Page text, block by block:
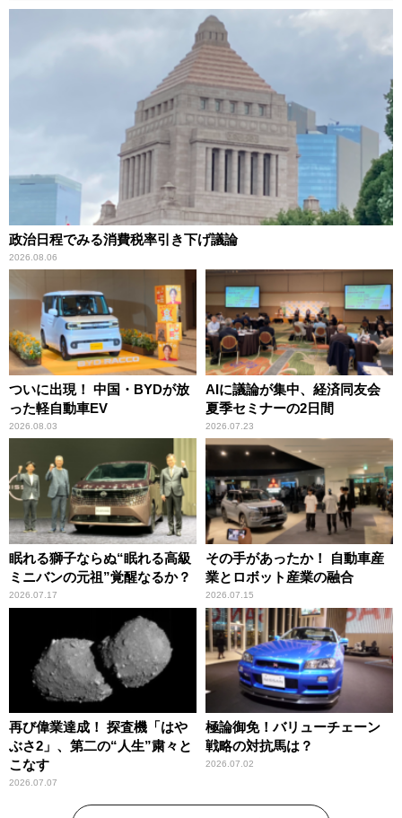
政治日程でみる消費税率引き下げ議論
2026.08.06
ついに出現！ 中国・BYDが放
った軽自動車EV
2026.08.03
AIに議論が集中、経済同友会
夏季セミナーの2日間
2026.07.23
眠れる獅子ならぬ“眠れる高級
ミニバンの元祖”覚醒なるか？
2026.07.17
その手があったか！ 自動車産
業とロボット産業の融合
2026.07.15
再び偉業達成！ 探査機「はや
ぶさ2」、第二の“人生”粛々と
こなす
2026.07.07
極論御免！バリューチェーン
戦略の対抗馬は？
2026.07.02